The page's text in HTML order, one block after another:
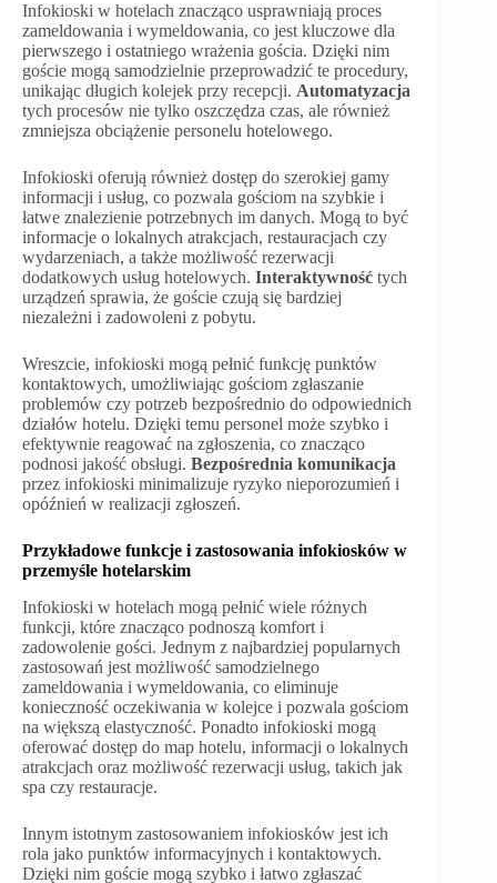
Infokioski w hotelach znacząco usprawniają proces
zameldowania i wymeldowania, co jest kluczowe dla
pierwszego i ostatniego wrażenia gościa. Dzięki nim
goście mogą samodzielnie przeprowadzić te procedury,
unikając długich kolejek przy recepcji. Automatyzacja
tych procesów nie tylko oszczędza czas, ale również
zmniejsza obciążenie personelu hotelowego.
Infokioski oferują również dostęp do szerokiej gamy
informacji i usług, co pozwala gościom na szybkie i
łatwe znalezienie potrzebnych im danych. Mogą to być
informacje o lokalnych atrakcjach, restauracjach czy
wydarzeniach, a także możliwość rezerwacji
dodatkowych usług hotelowych. Interaktywność tych
urządzeń sprawia, że goście czują się bardziej
niezależni i zadowoleni z pobytu.
Wreszcie, infokioski mogą pełnić funkcję punktów
kontaktowych, umożliwiając gościom zgłaszanie
problemów czy potrzeb bezpośrednio do odpowiednich
działów hotelu. Dzięki temu personel może szybko i
efektywnie reagować na zgłoszenia, co znacząco
podnosi jakość obsługi. Bezpośrednia komunikacja
przez infokioski minimalizuje ryzyko nieporozumień i
opóźnień w realizacji zgłoszeń.
Przykładowe funkcje i zastosowania infokiosków w
przemyśle hotelarskim
Infokioski w hotelach mogą pełnić wiele różnych
funkcji, które znacząco podnoszą komfort i
zadowolenie gości. Jednym z najbardziej popularnych
zastosowań jest możliwość samodzielnego
zameldowania i wymeldowania, co eliminuje
konieczność oczekiwania w kolejce i pozwala gościom
na większą elastyczność. Ponadto infokioski mogą
oferować dostęp do map hotelu, informacji o lokalnych
atrakcjach oraz możliwość rezerwacji usług, takich jak
spa czy restauracje.
Innym istotnym zastosowaniem infokiosków jest ich
rola jako punktów informacyjnych i kontaktowych.
Dzięki nim goście mogą szybko i łatwo zgłaszać